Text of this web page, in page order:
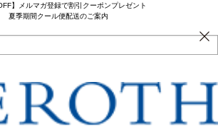
】メルマガ登録で割引クーポンプレゼント
夏季期間クール便配送のご案内